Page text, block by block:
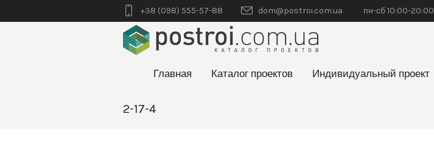
+38 (098) 555-57-88 dom@postroi.com.ua пн-сб 10:00-20:00
Главная Каталог проектов Индивидуальный проект
2-17-4